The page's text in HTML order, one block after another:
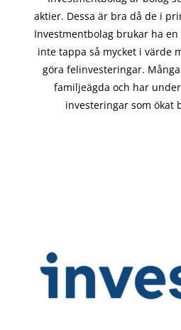
aktier. Dessa är bra då de i
Investmentbolag brukar ha
inte tappa så mycket i värde
göra felinvesteringar.
familjeägda och har
investeringar som ökat